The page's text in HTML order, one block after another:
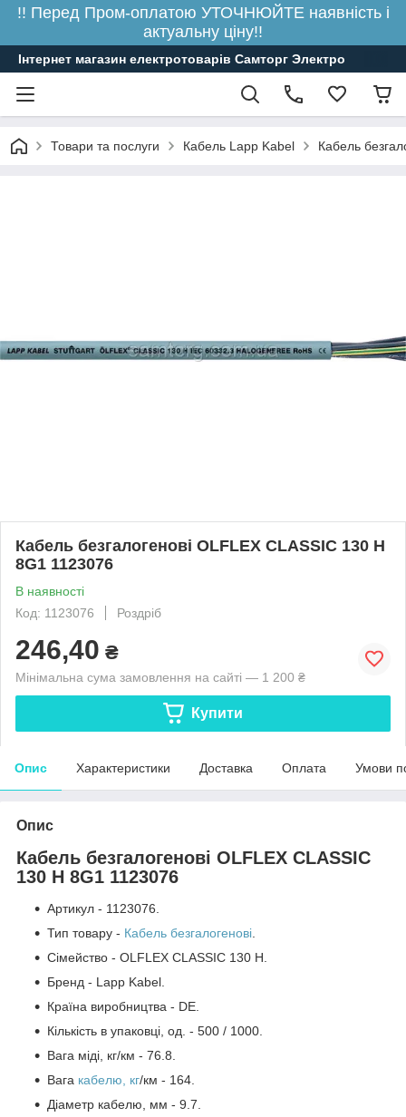
!! Перед Пром-оплатою УТОЧНЮЙТЕ наявність і
актуальну ціну!!
Інтернет магазин електротоварів Самторг Электро
Товари та послуги Кабель Lapp Kabel Кабель
Кабель безгалогенові OLFLEX CLASSIC 130 H
8G1 1123076
В наявності
Код: 1123076
Роздріб
246,40 ₴
Мінімальна сума замовлення на сайті — 1 200 ₴
Купити
Опис Характеристики Доставка Оплата Умови
Опис
Кабель безгалогенові OLFLEX CLASSIC
130 H 8G1 1123076
Артикул - 1123076.
Тип товару - Кабель безгалогенові.
Сімейство - OLFLEX CLASSIC 130 H.
Бренд - Lapp Kabel.
Країна виробництва - DE.
Кількість в упаковці, од. - 500 / 1000.
Вага міді, кг/км - 76.8.
Вага кабелю, кг/км - 164.
Діаметр кабелю, мм - 9.7.